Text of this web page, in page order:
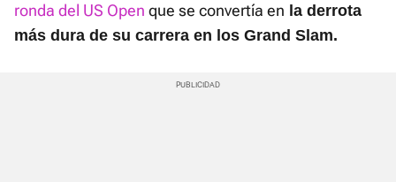
ronda del US Open que se convertía en la derrota
más dura de su carrera en los Grand Slam.